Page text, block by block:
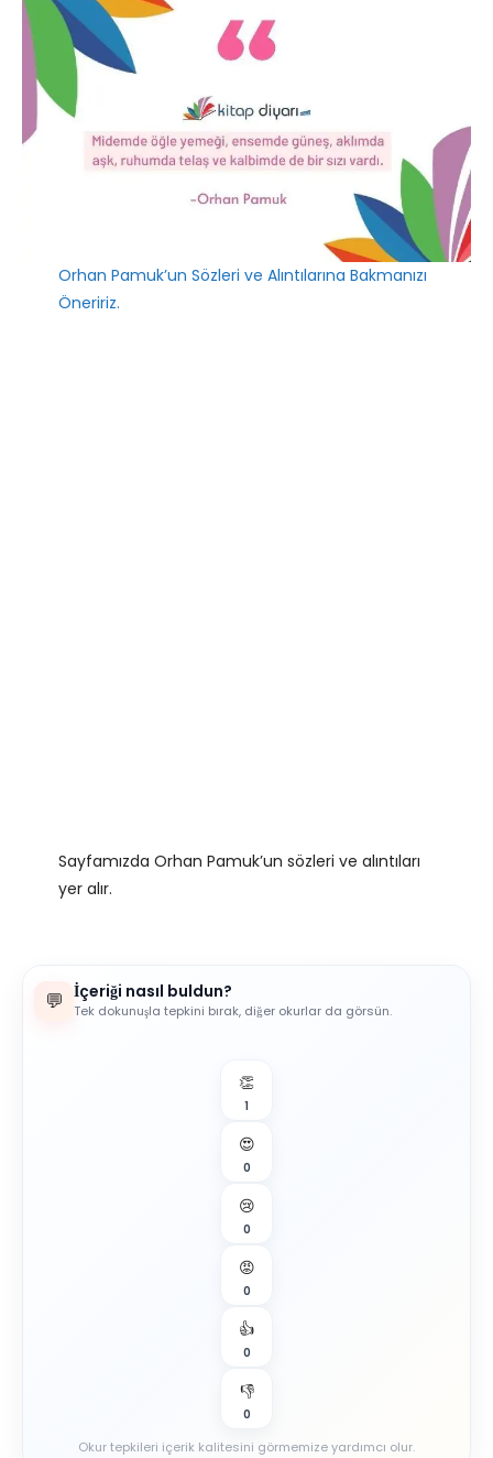
Orhan Pamuk’un Sözleri ve Alıntılarına Bakmanızı
Öneririz.
Sayfamızda Orhan Pamuk’un sözleri ve alıntıları
yer alır.
💬 İçeriği nasıl buldun?
Tek dokunuşla tepkini bırak, diğer okurlar da görsün.
👏
1
😍
0
😢
0
😡
0
👍
0
👎
0
Okur tepkileri içerik kalitesini görmemize yardımcı olur.